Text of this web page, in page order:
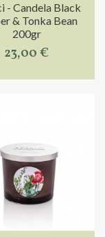
- Candela Black
& Tonka Bean
200gr
23,00 €